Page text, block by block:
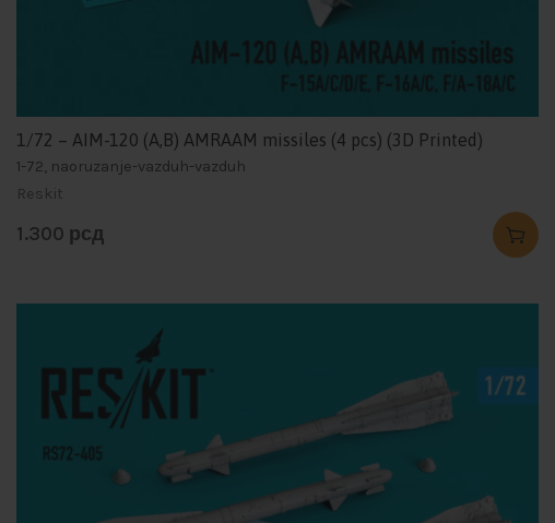
1/72 – AIM-120 (A,B) AMRAAM missiles (4 pcs) (3D Printed)
1-72, naoruzanje-vazduh-vazduh
Reskit
1.300 рсд